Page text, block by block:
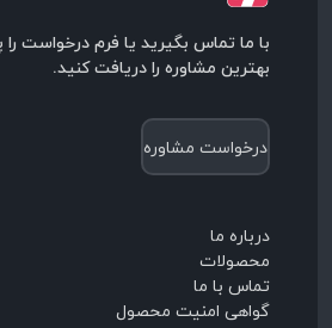
با ما تماس بگیرید یا فرم درخواست را
بهترین مشاوره را دریافت کنید.
درخواست مشاوره
درباره ما
محصولات
تماس با ما
گواهی امنیت محصول